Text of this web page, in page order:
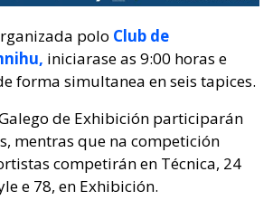
polo Club de
iniciarase as 9:00 horas e
forma simultanea en seis tapices.
de Exhibición participarán
mentras que na competición
competirán en Técnica, 24
e 78, en Exhibición.